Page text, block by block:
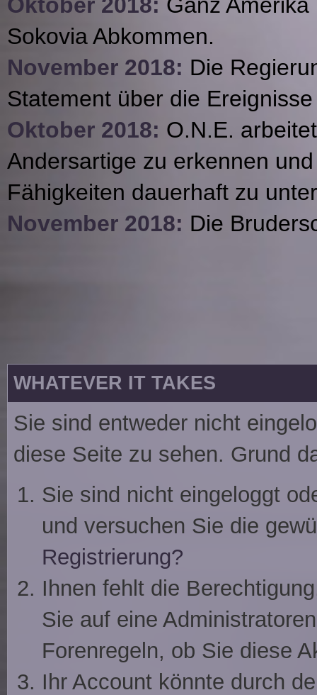
Sokovia Abkommen.
November 2018: Die
Statement über die
Oktober 2018: O.N.E.
Andersartige zu erkennen
Fähigkeiten dauerhaft zu
November 2018: Die
WHATEVER IT TAKES
Sie sind entweder nicht
diese Seite zu sehen. Grund
Sie sind nicht eingeloggt
und versuchen Sie die
Registrierung?
Ihnen fehlt die
Sie auf eine
Forenregeln, ob Sie diese
Ihr Account könnte durch